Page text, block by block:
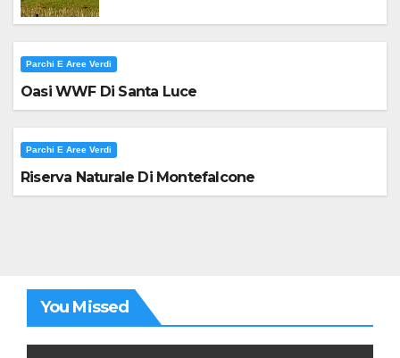
Parchi E Aree Verdi
Oasi WWF Di Santa Luce
Parchi E Aree Verdi
Riserva Naturale Di Montefalcone
You Missed